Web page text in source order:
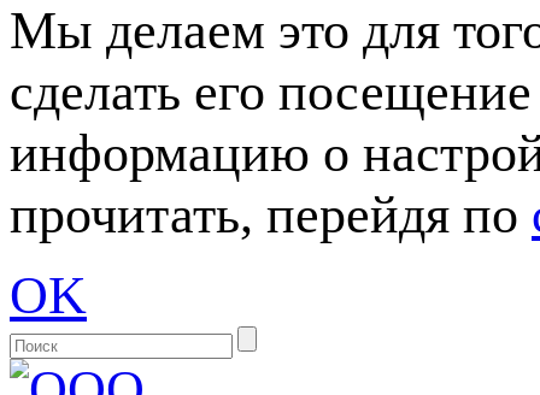
Мы делаем это для
сделать его
информацию о
прочитать, перейдя по
OK